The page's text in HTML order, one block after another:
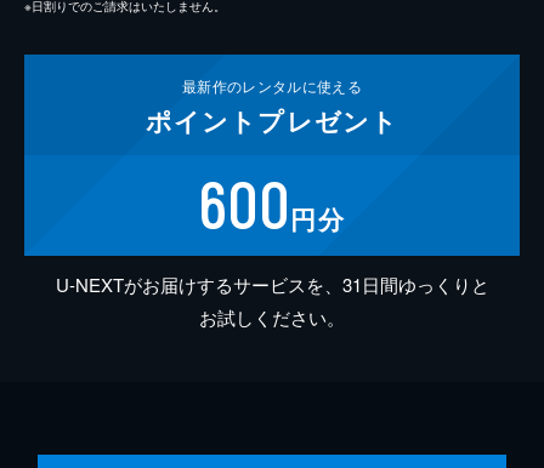
※日割りでのご請求はいたしません。
最新作のレンタルに使える
ポイント プレゼント
600円分
U-NEXTがお届けするサービスを、31日間ゆっくりと
お試しください。